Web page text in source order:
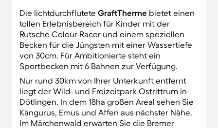
Die lichtdurchflutete GraftTherme bietet einen
tollen Erlebnisbereich für Kinder mit der
Rutsche Colour-Racer und einem speziellen
Becken für die Jüngsten mit einer Wassertiefe
von 30cm. Für Ambitionierte steht ein
Sportbecken mit 6 Bahnen zur Verfügung.
Nur rund 30km von Ihrer Unterkunft entfernt
liegt der Wild- und Freizeitpark Ostrittrum in
Dötlingen. In dem 18ha großen Areal sehen Sie
Kängurus, Emus und Affen aus nächster Nähe.
Im Märchenwald erwarten Sie die Bremer